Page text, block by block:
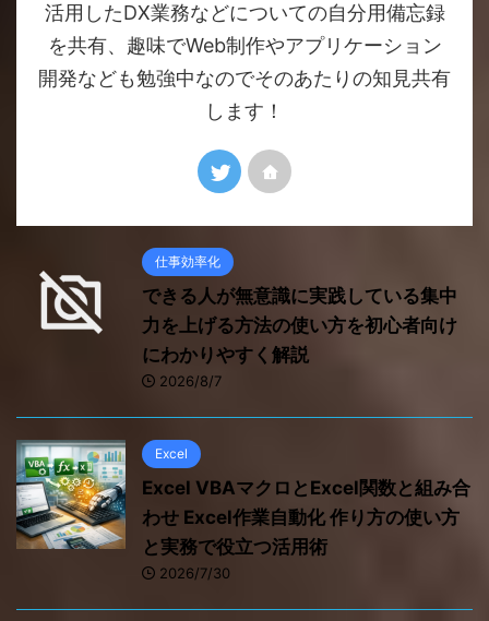
活用したDX業務などについての自分用備忘録
を共有、趣味でWeb制作やアプリケーション
開発なども勉強中なのでそのあたりの知見共有
します！
仕事効率化
できる人が無意識に実践している集中
力を上げる方法の使い方を初心者向け
にわかりやすく解説
2026/8/7
Excel
Excel VBAマクロとExcel関数と組み合
わせ Excel作業自動化 作り方の使い方
と実務で役立つ活用術
2026/7/30